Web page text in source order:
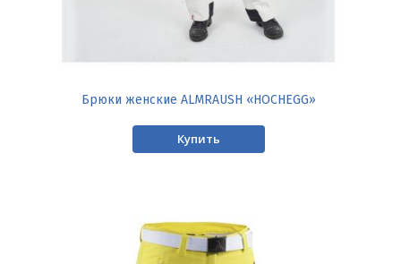
Брюки женские ALMRAUSH «HOCHEGG»
Купить